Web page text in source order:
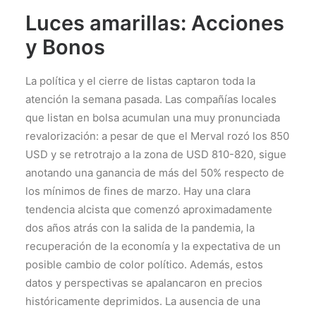
Luces amarillas: Acciones
y Bonos
La política y el cierre de listas captaron toda la
atención la semana pasada. Las compañías locales
que listan en bolsa acumulan una muy pronunciada
revalorización: a pesar de que el Merval rozó los 850
USD y se retrotrajo a la zona de USD 810-820, sigue
anotando una ganancia de más del 50% respecto de
los mínimos de fines de marzo. Hay una clara
tendencia alcista que comenzó aproximadamente
dos años atrás con la salida de la pandemia, la
recuperación de la economía y la expectativa de un
posible cambio de color político. Además, estos
datos y perspectivas se apalancaron en precios
históricamente deprimidos. La ausencia de una